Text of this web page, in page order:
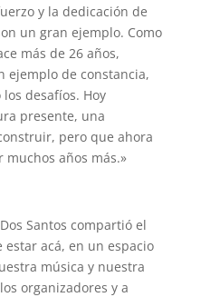
y la dedicación de
un gran ejemplo. Como
más de 26 años,
ejemplo de constancia,
desafíos. Hoy
presente, una
pero que ahora
muchos años más.»
Santos compartió el
estar acá, en un espacio
música y nuestra
organizadores y a